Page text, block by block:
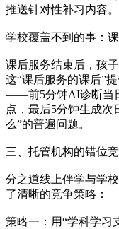
推送针对性补习内容。
学校覆盖不到的事：
课后服务结束后，孩
这“课后服务的课后”
——前5分钟AI诊断当
点，最后5分钟生成次
么”的普遍问题。
三、托管机构的错位
分之道线上伴学与学
了清晰的竞争策略：
策略一：用“学科学习